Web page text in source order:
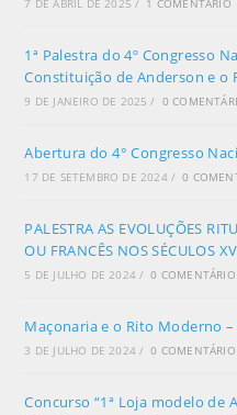
1ª Palestra do 4º Congresso
Constituição de Anderson e o
9 DE JANEIRO DE 2025 / 0
Abertura do 4° Congresso
17 DE SETEMBRO DE 2024 / 0
PALESTRA AS EVOLUÇÕES
OU FRANCÊS NOS SÉCULOS
5 DE JULHO DE 2024 / 0 COMENTÁRIO
Maçonaria e o Rito Moderno
3 DE JULHO DE 2024 / 0 COMENTÁRIO
Concurso “1ª Loja modelo de